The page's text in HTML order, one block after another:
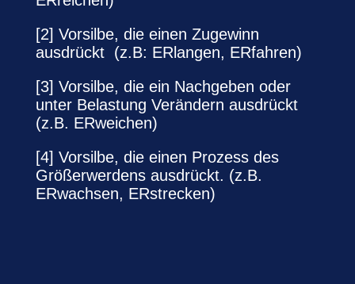
[2] Vorsilbe, die einen Zugewinn
ausdrückt (z.B: ERlangen, ERfahren)
[3] Vorsilbe, die ein Nachgeben oder
unter Belastung Verändern ausdrückt
(z.B. ERweichen)
[4] Vorsilbe, die einen Prozess des
Größerwerdens ausdrückt. (z.B.
ERwachsen, ERstrecken)